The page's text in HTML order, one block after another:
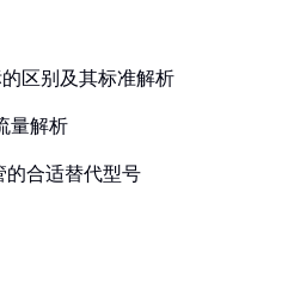
区别及其标准解析
量解析
的合适替代型号